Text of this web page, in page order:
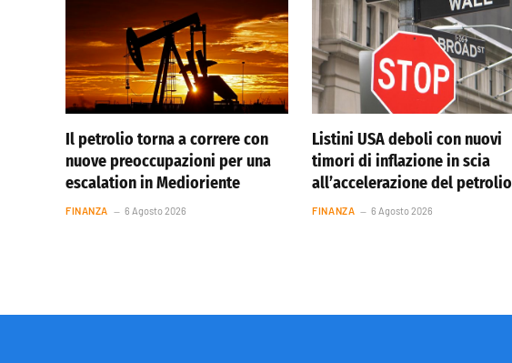
Il petrolio torna a correre con
nuove preoccupazioni per una
escalation in Medioriente
FINANZA 6 Agosto 2026
Listini USA deboli con nuovi
timori di inflazione in scia
all’accelerazione del petrolio
FINANZA 6 Agosto 2026